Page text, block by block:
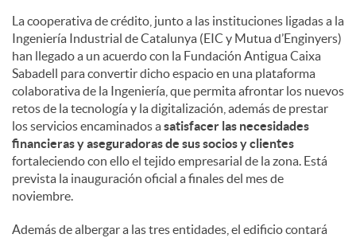
La cooperativa de crédito, junto a las instituciones ligadas a la
Ingeniería Industrial de Catalunya (EIC y Mutua d’Enginyers)
han llegado a un acuerdo con la Fundación Antigua Caixa
Sabadell para convertir dicho espacio en una plataforma
colaborativa de la Ingeniería, que permita afrontar los nuevos
retos de la tecnología y la digitalización, además de prestar
los servicios encaminados asatisfacer las necesidades
financieras y aseguradoras de sus socios y clientes
fortaleciendo con ello el tejido empresarial de la zona. Está
prevista la inauguración oficial a finales del mes de
noviembre.
Además de albergar a las tres entidades, el edificio contará